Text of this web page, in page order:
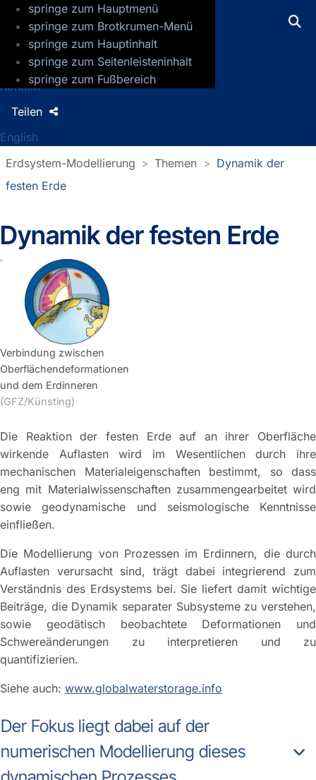
springe zum Hauptmenü
springe zum Brotkrumen-Menü
springe zum Hauptinhalt
springe zum Seitenleisteninhalt
springe zum Fußbereich
GFZ Helmholtz-Zentrum für
Presse
Jobs
Kontakt
English
Teilen
Erdsystem-Modellierung Themen
Dynamik der
festen Erde
Dynamik der festen Erde
Verbindung zwischen
Oberflächendeformationen
und dem Erdinneren
(GFZ/Künsting)
Die Reaktion der festen Erde auf an ihrer Oberfläche
wirkende Auflasten wird im Wesentlichen durch ihre
mechanischen Materialeigenschaften bestimmt, so dass
eng mit Materialwissenschaften zusammengearbeitet wird
sowie geodynamische und seismologische Kenntnisse
einfließen.
Die Modellierung von Prozessen im Erdinnern, die durch
Auflasten verursacht sind, trägt dabei integrierend zum
Verständnis des Erdsystems bei. Sie liefert damit wichtige
Beiträge, die Dynamik separater Subsysteme zu verstehen,
sowie geodätisch beobachtete Deformationen und
Schwereänderungen zu interpretieren und zu
quantifizierien.
Siehe auch: www.globalwaterstorage.info
Der Fokus liegt dabei auf der
numerischen Modellierung dieses